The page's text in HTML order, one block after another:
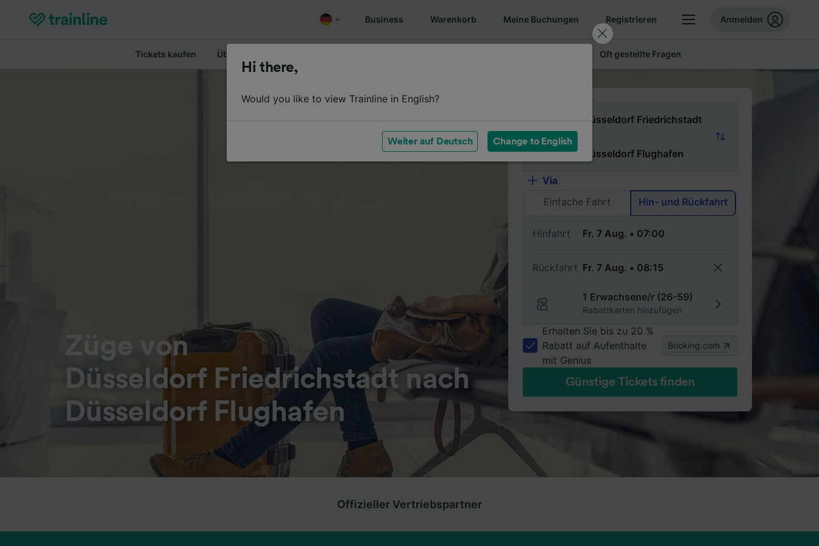
Business Warenkorb Meine Buchungen Registrieren Anmelden
Tickets kaufen Überblick Oft gestellte Fragen
Züge von
Düsseldorf Friedrichstadt nach
Düsseldorf Flughafen
Von
Nach
Via
Einfache Fahrt
Hin- und Rückfahrt
Hinfahrt
Rückfahrt
1 Erwachsene/r (26-59)
Rabattkarten hinzufügen
Erhalten Sie bis zu 20 %
Rabatt auf Aufenthalte
mit Genius
Booking.com
Günstige Tickets finden
Offizieller Vertriebspartner
Hi there,
Would you like to view Trainline in English?
Weiter auf Deutsch Change to English